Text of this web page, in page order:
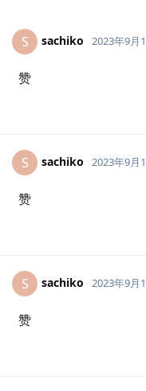
S sachiko 2023年9月
赞
S sachiko 2023年9月
赞
S sachiko 2023年9月
赞